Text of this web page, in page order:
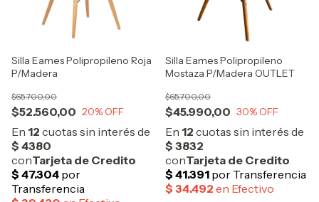
Silla Eames Polipropileno Roja
P/Madera
$52.560,00
$65.700,00
20% OFF
Silla Eames Polipropileno
Mostaza P/Madera OUTLET
$45.990,00
$65.700,00
30% OFF